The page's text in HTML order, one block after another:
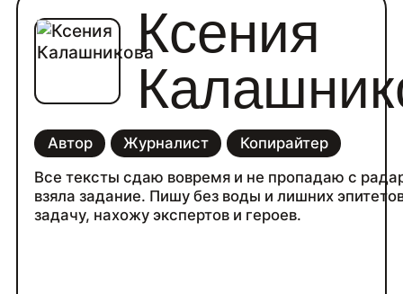
Ксения
Автор Журналист
Копирайтер
Все тексты сдаю вовремя и не пропадаю с
взяла задание. Пишу без воды и лишних
задачу, нахожу экспертов и героев.